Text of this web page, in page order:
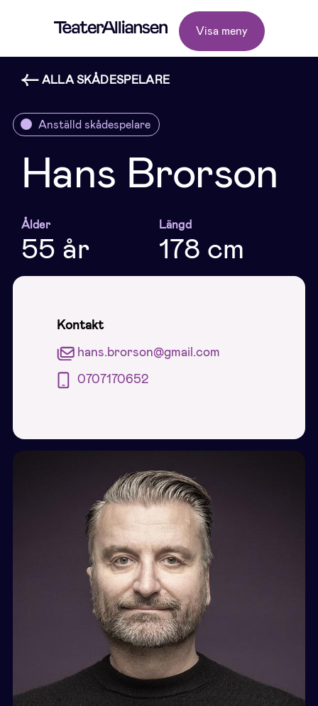
Visa meny
ALLA SKÅDESPELARE
Anställd skådespelare
Hans Brorson
Ålder
55 år
Längd
178 cm
Kontakt
hans.brorson@gmail.com
0707170652